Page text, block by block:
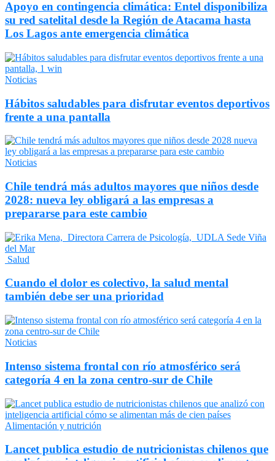
Apoyo en contingencia climática: Entel disponibiliza
su red satelital desde la Región de Atacama hasta
Los Lagos ante emergencia climática
Noticias
Hábitos saludables para disfrutar eventos deportivos
frente a una pantalla
Noticias
Chile tendrá más adultos mayores que niños desde
2028: nueva ley obligará a las empresas a
prepararse para este cambio
Salud
Cuando el dolor es colectivo, la salud mental
también debe ser una prioridad
Noticias
Intenso sistema frontal con río atmosférico será
categoría 4 en la zona centro-sur de Chile
Alimentación y nutrición
Lancet publica estudio de nutricionistas chilenos que